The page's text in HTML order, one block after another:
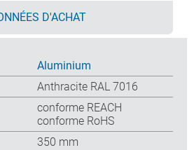
D'ACHAT
Aluminium
Anthracite RAL 7016
conforme REACH
conforme RoHS
350 mm